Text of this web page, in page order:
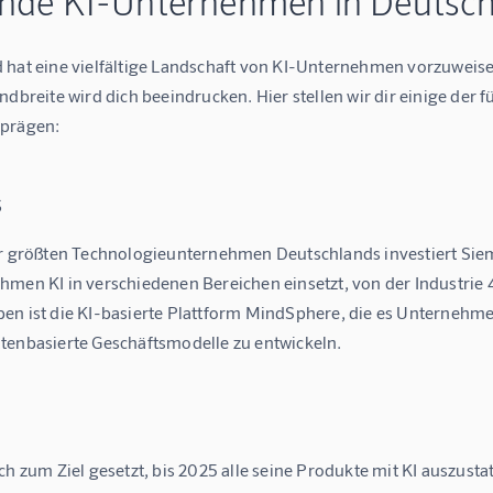
hat eine vielfältige Landschaft von KI-Unternehmen
wird dich beeindrucken. Hier stellen wir dir einige der
größten Technologieunternehmen Deutschlands investiert
KI in verschiedenen Bereichen einsetzt, von der
ist die KI-basierte Plattform MindSphere, die es
Geschäftsmodelle zu entwickeln.
zum Ziel gesetzt, bis 2025 alle seine Produkte mit KI